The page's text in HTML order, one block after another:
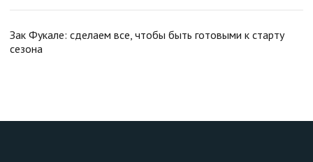
Зак Фукале: сделаем все, чтобы быть готовыми к старту
сезона